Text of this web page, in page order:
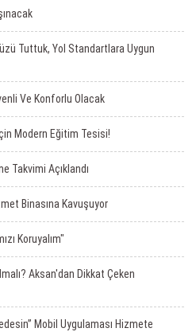
Tuttuk, Yol Standartlara Uygun
Ve Konforlu Olacak
Modern Eğitim Tesisi!
Takvimi Açıklandı
Binasına Kavuşuyor
Koruyalım"
Aksan'dan Dikkat Çeken
Mobil Uygulaması Hizmete